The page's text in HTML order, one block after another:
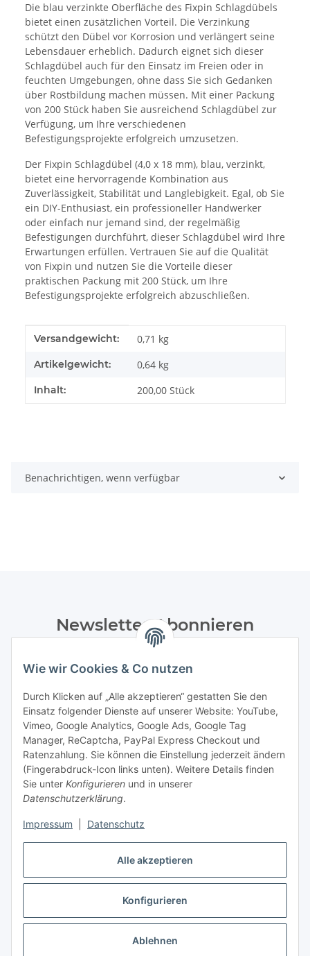
Alle akzeptieren
Konfigurieren
Ablehnen
Wie wir Cookies & Co nutzen
Durch Klicken auf „Alle akzeptieren“ gestatten Sie den
Einsatz folgender Dienste auf unserer Website: YouTube,
Vimeo, Google Analytics, Google Ads, Google Tag
Manager, ReCaptcha, PayPal Express Checkout und
Ratenzahlung. Sie können die Einstellung jederzeit ändern
(Fingerabdruck-Icon links unten). Weitere Details finden
Sie unter Konfigurieren und in unserer
Datenschutzerklärung.
Impressum Datenschutz
Die blau verzinkte Oberfläche des Fixpin Schlagdübels
bietet einen zusätzlichen Vorteil. Die Verzinkung
schützt den Dübel vor Korrosion und verlängert seine
Lebensdauer erheblich. Dadurch eignet sich dieser
Schlagdübel auch für den Einsatz im Freien oder in
feuchten Umgebungen, ohne dass Sie sich Gedanken
über Rostbildung machen müssen. Mit einer Packung
von 200 Stück haben Sie ausreichend Schlagdübel zur
Verfügung, um Ihre verschiedenen
Befestigungsprojekte erfolgreich umzusetzen.
Der Fixpin Schlagdübel (4,0 x 18 mm), blau, verzinkt,
bietet eine hervorragende Kombination aus
Zuverlässigkeit, Stabilität und Langlebigkeit. Egal, ob Sie
ein DIY-Enthusiast, ein professioneller Handwerker
oder einfach nur jemand sind, der regelmäßig
Befestigungen durchführt, dieser Schlagdübel wird Ihre
Erwartungen erfüllen. Vertrauen Sie auf die Qualität
von Fixpin und nutzen Sie die Vorteile dieser
praktischen Packung mit 200 Stück, um Ihre
Befestigungsprojekte erfolgreich abzuschließen.
Produkteigenschaft
Wert
Versandgewicht: 0,71 kg
Artikelgewicht: 0,64 kg
Inhalt: 200,00 Stück
Benachrichtigen, wenn verfügbar
Newsletter Abonnieren
Datenschutzerklärungregelmäßig und jederzeit widerruflich
Abonnieren
Informationen
Gesetzliche Informationen
Vertrag widerrufen
* Alle Preise inkl. gesetzlicher USt., zzgl.Versand